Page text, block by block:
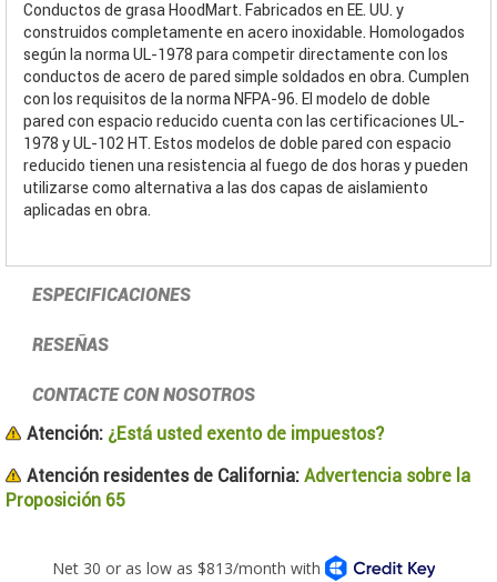
Conductos de grasa HoodMart. Fabricados en EE. UU. y
construidos completamente en acero inoxidable. Homologados
según la norma UL-1978 para competir directamente con los
conductos de acero de pared simple soldados en obra. Cumplen
con los requisitos de la norma NFPA-96. El modelo de doble
pared con espacio reducido cuenta con las certificaciones UL-
1978 y UL-102 HT. Estos modelos de doble pared con espacio
reducido tienen una resistencia al fuego de dos horas y pueden
utilizarse como alternativa a las dos capas de aislamiento
aplicadas en obra.
ESPECIFICACIONES
RESEÑAS
CONTACTE CON NOSOTROS
Atención: ¿Está usted exento de impuestos?
Atención residentes de California: Advertencia sobre la
Proposición 65